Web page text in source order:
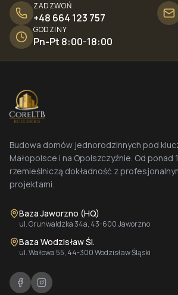
ZADZWOŃ
+48 664 123 757
GODZINY
Pn-Pt 8:00-18:00
Budowa domów jednorodzinnych pod
Małopolsce i na Opolszczyźnie. Od ponad
rzemieślniczą dokładność z
projektami.
Baza Jaworzno (HQ)
ul. Grunwaldzka 34a, 43-600 Jaworzno
Baza Wodzisław Śl.
ul. Wałowa 55, 44-300 Wodzisław Śląski